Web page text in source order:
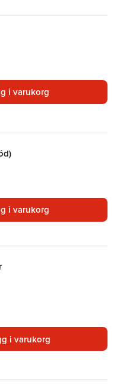
i varukorg
i varukorg
i varukorg